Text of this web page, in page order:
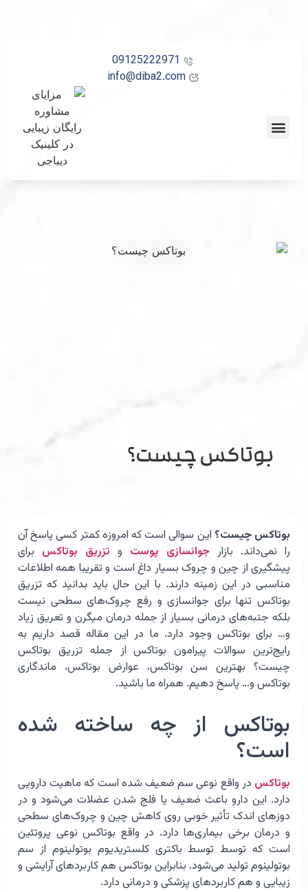
09125222971
info@diba2.com
بوتاکس چیست؟
بوتاکس چیست؟ این سوالی است که امروزه کمتر کسی پاسخ آن
را نمی‌داند. بازار جوانسازی پوست و تزریق بوتاکس برای
پیشگیری از چین و چروک بسیار داغ است و تقریبا همه اطلاعات
مناسبی در این زمینه دارند. با این حال باید بدانید که تزریق
بوتاکس تنها برای جوانسازی و رفع چروک‌های سطحی نیست
بلکه جنبه‌های درمانی بسیار از جمله درمان میگرن و تعریق زیاد
و… برای بوتاکس وجود دارد. ما در این مقاله قصد داریم به
رایج‌ترین سوالات پیرامون بوتاکس از جمله تزریق بوتاکس
چیست؟ بهترین سن بوتاکس، عوارض بوتاکس، ماندگاری
بوتاکس و… پاسخ دهیم. همراه ما باشید.
بوتاکس از چه ساخته شده
است؟
بوتاکس در واقع نوعی سم ضعیف شده است که ماهیت دارویی
دارد. این دارو باعث ضعیف یا فلج شدن عضلات می‌شود و در
دوزهای اندک تأثیر خوبی روی کاهش چین و چروک‌های سطحی
و درمان برخی بیماری‌ها دارد. در واقع بوتاکس نوعی پروتئین
است که توسط توسط باکتری کلستریدیوم بوتولینوم از سم
بوتولینوم تولید می‌شود. بنابراین بوتاکس هم کاربردهای آرایشی و
زیبایی و هم کاربردهای پزشکی و درمانی دارد.